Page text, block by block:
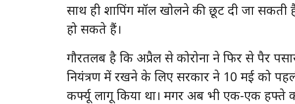
साथ ही शापिंग मॉल खोलने की छूट दी जा
हो सकते हैं।
गौरतलब है कि अप्रैल से कोरोना ने फिर से पैर
नियंत्रण में रखने के लिए सरकार ने 10 मई को
कर्फ्यू लागू किया था। मगर अब भी एक-एक हफ्ते